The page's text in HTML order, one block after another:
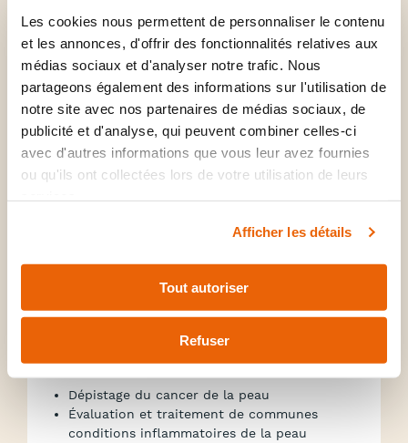
Les cookies nous permettent de personnaliser le contenu
et les annonces, d'offrir des fonctionnalités relatives aux
médias sociaux et d'analyser notre trafic. Nous
partageons également des informations sur l'utilisation de
notre site avec nos partenaires de médias sociaux, de
publicité et d'analyse, qui peuvent combiner celles-ci
avec d'autres informations que vous leur avez fournies
ou qu'ils ont collectées lors de votre utilisation de leurs
Afficher les détails
Tout autoriser
Refuser
Investigations
courantes
Dépistage du cancer de la peau
Évaluation et traitement de communes
conditions inflammatoires de la peau